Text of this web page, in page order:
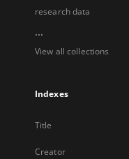
research data
...
View all collections
Indexes
Title
Creator